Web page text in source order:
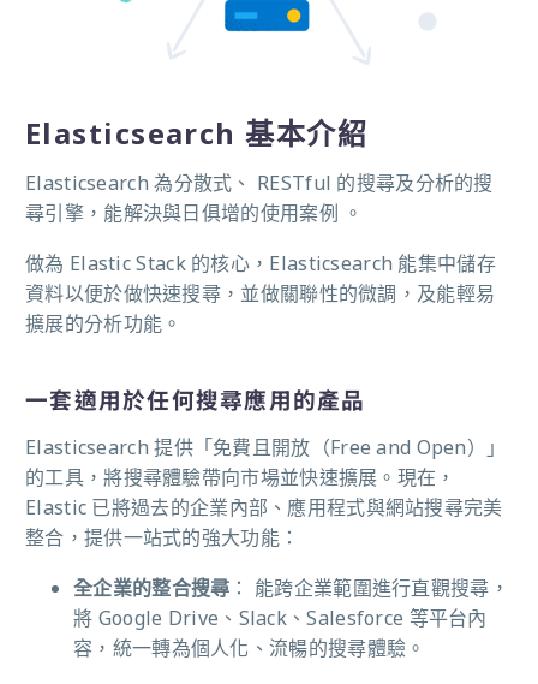
Elasticsearch 基本介紹
Elasticsearch 為分散式、 RESTful 的搜尋及分析的搜
尋引擎， 能解決與日俱增的使用案例 。
做為 Elastic Stack 的核心，Elasticsearch 能集中儲存
資料以便於做快速搜尋，並做關聯性的微調，及能輕易
擴展的分析功能。
一套適用於任何搜尋應用的產品
Elasticsearch 提供「免費且開放（Free and Open）」
的工具，將搜尋體驗帶向市場並快速擴展。現在，
Elastic 已將過去的企業內部、應用程式與網站搜尋完美
整合，提供一站式的強大功能：
全企業的整合搜尋 ： 能跨企業範圍進行直觀搜尋，
將 Google Drive、Slack、Salesforce 等平台內
容，統一轉為個人化、流暢的搜尋體驗。